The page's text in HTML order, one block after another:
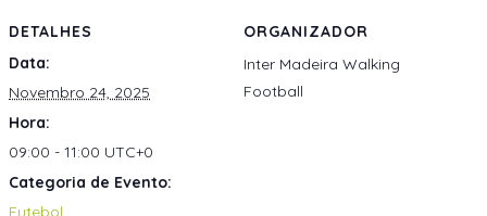
DETALHES
Data:
Novembro 24, 2025
Hora:
09:00 - 11:00 UTC+0
Categoria de Evento:
Futebol
ORGANIZADOR
Inter Madeira Walking
Football